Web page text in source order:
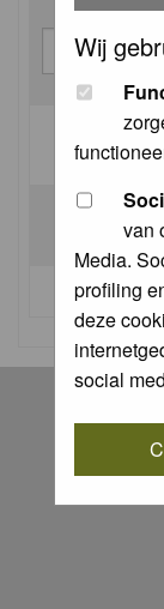
Wij
van
Media.
profiling
deze
social
Log me on
I